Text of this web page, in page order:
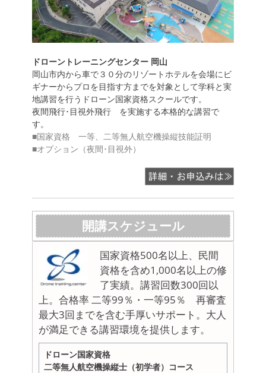
ドローントレーニングセンター 岡山
岡山市内から車で３０分のリゾートホテルを会場にビ
ギナーからプロを目指す方までを対象として学科と実
地講習を行うドローン国家資格スクールです。
夜間飛行･目視外飛行 を実施する本格的な講習で
す。
■国家資格 一等、二等無人航空機操縦技能証明
■オプション（夜間･目視外）
開講スケジュール
国家資格500名以上、民間
資格を含め1,000名以上の修
了実績。講習回数300回以
上。合格率 二等99％・一等95％ 再審査
最大3回までを含む手厚いサポート。大人
が満足できる講習環境を提供します。
ドローン国家資格
二等無人航空機操縦士（初学者）コース